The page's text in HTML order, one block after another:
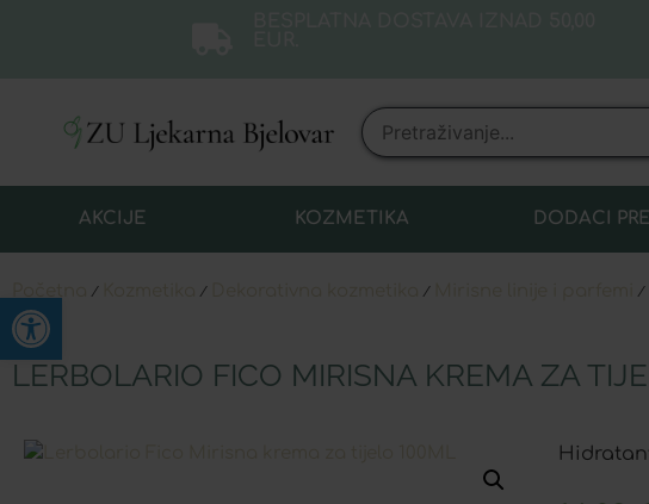
Open toolbar
AKCIJE KOZMETIKA DODACI
/ / / /
LERBOLARIO FICO MIRISNA KREMA ZA